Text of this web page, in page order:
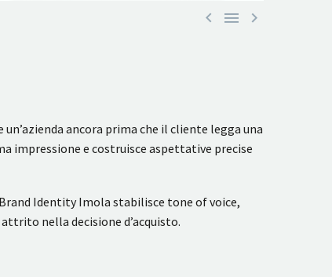
  
ancora prima che il cliente legga una
impressione e costruisce aspettative precise
Identity Imola stabilisce tone of voice,
nella decisione d’acquisto.